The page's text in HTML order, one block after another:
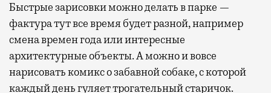
Быстрые зарисовки можно делать в парке —
фактура тут все время будет разной, например
смена времен года или интересные
архитектурные объекты. А можно и вовсе
нарисовать комикс о забавной собаке, с которой
каждый день гуляет трогательный старичок.